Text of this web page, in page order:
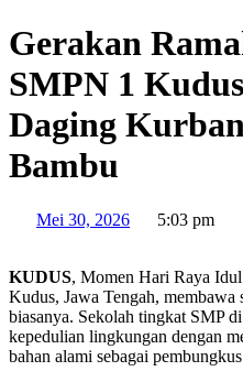
Gerakan
SMPN 1
Daging
Bambu
Mei 30, 2026 5:03 pm
KUDUS, Momen Hari Raya
Kudus, Jawa Tengah, membawa
biasanya. Sekolah tingkat SMP
kepedulian lingkungan dengan
bahan alami sebagai